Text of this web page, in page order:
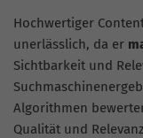
Hochwertiger
unerlässlich, da er
Sichtbarkeit und
Algorithmen
Qualität und